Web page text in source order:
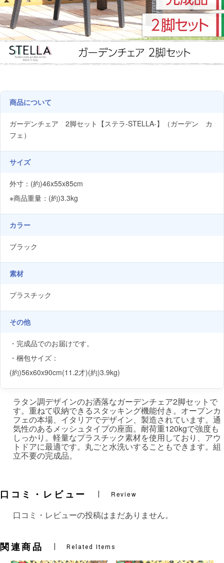
商品について
ガーデンチェア 2脚セット【ステラ-STELLA-】（ガーデン カ
フェ）
サイズ
外寸：(約)46x55x85cm
※商品重量：(約)3.3kg
カラー
ブラック
素材
プラスチック
その他
・完成品でのお届けです。
・梱包サイズ：
(約)56x60x90cm(11.2才)(約)3.9kg)
ラタン調デザインのお洒落なガーデンチェア2脚セットで
す。重ねて収納できるスタッキング機能付き。オープンカ
フェの本場、イタリアでデザイン、製造されています。通
気性のあるメッシュタイプの座面。耐荷重120kgで強度も
しっかり。軽量なプラスチック素材を使用しており、アウ
トドアに最適です。丸ごと水洗いすることもできます。組
立不要の完成品。
口コミ・レビュー Review
口コミ・レビューの投稿はまだありません。
関連商品 Related Items